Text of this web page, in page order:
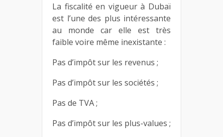
La fiscalité en vigueur à Dubaï
est l’une des plus intéressante
au monde car elle est très
faible voire même inexistante :
Pas d’impôt sur les revenus ;
Pas d’impôt sur les sociétés ;
Pas de TVA ;
Pas d’impôt sur les plus-values ;